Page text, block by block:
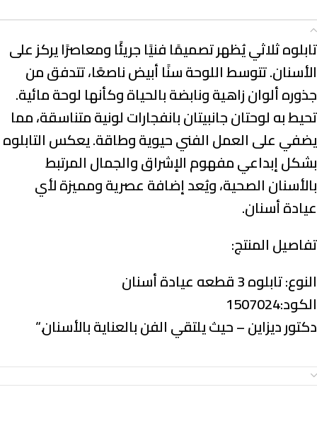
تابلوه ثلاثي يُظهر تصميمًا فنيًا جريئًا ومعاصرًا يركز على
الأسنان. تتوسط اللوحة سنًا أبيض ناصعًا، تتدفق من
جذوره ألوان زاهية ونابضة بالحياة وكأنها لوحة مائية.
تحيط به لوحتان جانبيتان بانفجارات لونية متناسقة، مما
يضفي على العمل الفني حيوية وطاقة. يعكس التابلوه
بشكل إبداعي مفهوم الإشراق والجمال المرتبط
بالأسنان الصحية، ويُعد إضافة عصرية ومميزة لأي
عيادة أسنان.
تفاصيل المنتج:
النوع:تابلوه 3 قطعه عيادة أسنان
الكود:1507024
دكتور ديزاين – حيث يلتقي الفن بالعناية بالأسنان.“